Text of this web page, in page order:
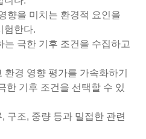
향을 미치는 환경적 요인을
험한다.
는 극한 기후 조건을 수집하고
경 영향 평가를 가속화하기
한 기후 조건을 선택할 수 있
구조, 중량 등과 밀접한 관련